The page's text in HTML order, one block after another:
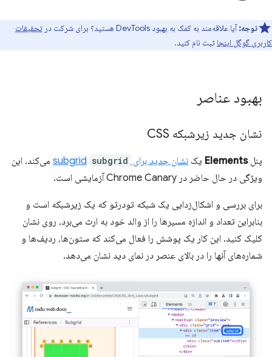
توجه:آیا علاقه‌مند به کمک به بهبود DevTools هستید؟ برای شرکت در
تحقیقات
کاربری گوگل اینجا ثبت نام کنید.
بهبود عناصر
نشان جدید زیرشبکه CSS
پنلElements یک نشان جدید برای subgrid subgrid
می‌کند. این
ویژگی در حال حاضر در Chrome Canary آزمایشی است.
برای بررسی و اشکال‌زدایی یک شبکه تودرتو که یک زیرشبکه است و
بنابراین تعداد و اندازه مسیرها را از والد خود به ارث می‌برد، روی نشان
کلیک کنید. این کار یک پوشش را فعال می‌کند که ستون‌ها، ردیف‌ها و
شماره‌های آنها را در بالای عنصر در نمای دید نشان می‌دهد.